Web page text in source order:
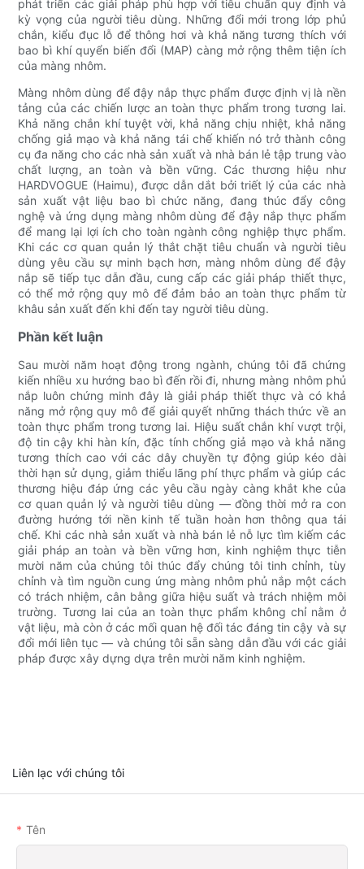
phát triển các giải pháp phù hợp với tiêu chuẩn quy định và
kỳ vọng của người tiêu dùng. Những đổi mới trong lớp phủ
chắn, kiểu đục lỗ để thông hơi và khả năng tương thích với
bao bì khí quyển biến đổi (MAP) càng mở rộng thêm tiện ích
của màng nhôm.
Màng nhôm dùng để đậy nắp thực phẩm được định vị là nền
tảng của các chiến lược an toàn thực phẩm trong tương lai.
Khả năng chắn khí tuyệt vời, khả năng chịu nhiệt, khả năng
chống giả mạo và khả năng tái chế khiến nó trở thành công
cụ đa năng cho các nhà sản xuất và nhà bán lẻ tập trung vào
chất lượng, an toàn và bền vững. Các thương hiệu như
HARDVOGUE (Haimu), được dẫn dắt bởi triết lý của các nhà
sản xuất vật liệu bao bì chức năng, đang thúc đẩy công
nghệ và ứng dụng màng nhôm dùng để đậy nắp thực phẩm
để mang lại lợi ích cho toàn ngành công nghiệp thực phẩm.
Khi các cơ quan quản lý thắt chặt tiêu chuẩn và người tiêu
dùng yêu cầu sự minh bạch hơn, màng nhôm dùng để đậy
nắp sẽ tiếp tục dẫn đầu, cung cấp các giải pháp thiết thực,
có thể mở rộng quy mô để đảm bảo an toàn thực phẩm từ
khâu sản xuất đến khi đến tay người tiêu dùng.
Phần kết luận
Sau mười năm hoạt động trong ngành, chúng tôi đã chứng
kiến ​​nhiều xu hướng bao bì đến rồi đi, nhưng màng nhôm phủ
nắp luôn chứng minh đây là giải pháp thiết thực và có khả
năng mở rộng quy mô để giải quyết những thách thức về an
toàn thực phẩm trong tương lai. Hiệu suất chắn khí vượt trội,
độ tin cậy khi hàn kín, đặc tính chống giả mạo và khả năng
tương thích cao với các dây chuyền tự động giúp kéo dài
thời hạn sử dụng, giảm thiểu lãng phí thực phẩm và giúp các
thương hiệu đáp ứng các yêu cầu ngày càng khắt khe của
cơ quan quản lý và người tiêu dùng — đồng thời mở ra con
đường hướng tới nền kinh tế tuần hoàn hơn thông qua tái
chế. Khi các nhà sản xuất và nhà bán lẻ nỗ lực tìm kiếm các
giải pháp an toàn và bền vững hơn, kinh nghiệm thực tiễn
mười năm của chúng tôi thúc đẩy chúng tôi tinh chỉnh, tùy
chỉnh và tìm nguồn cung ứng màng nhôm phủ nắp một cách
có trách nhiệm, cân bằng giữa hiệu suất và trách nhiệm môi
trường. Tương lai của an toàn thực phẩm không chỉ nằm ở
vật liệu, mà còn ở các mối quan hệ đối tác đáng tin cậy và sự
đổi mới liên tục — và chúng tôi sẵn sàng dẫn đầu với các giải
pháp được xây dựng dựa trên mười năm kinh nghiệm.
Liên lạc với chúng tôi
Tên